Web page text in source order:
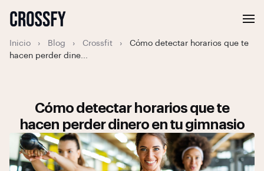
Inicio › Blog › Crossfit ›
Cómo detectar horarios que te
hacen perder dine...
Cómo detectar horarios que te
hacen perder dinero en tu gimnasio